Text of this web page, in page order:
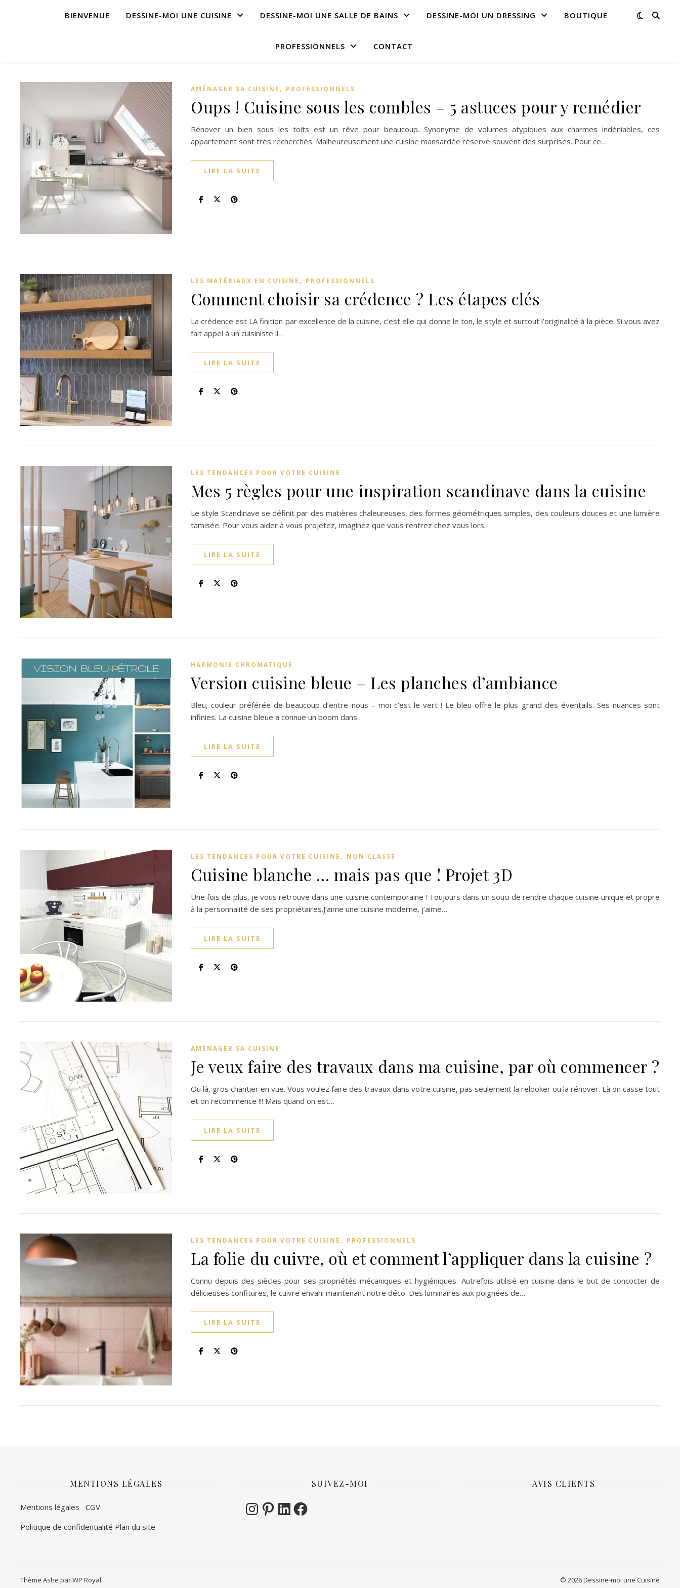
BIENVENUE DESSINE-MOI UNE CUISINE DESSINE-MOI UNE SALLE DE BAINS DESSINE-MOI UN DRESSING BOUTIQUE
PROFESSIONNELS CONTACT
AMÉNAGER SA CUISINE , PROFESSIONNELS
Oups ! Cuisine sous les combles – 5 astuces pour y remédier
Rénover un bien sous les toits est un rêve pour beaucoup. Synonyme de volumes atypiques aux charmes indéniables, ces
appartement sont très recherchés. Malheureusement une cuisine mansardée réserve souvent des surprises. Pour ce…
LIRE LA SUITE
LES MATÉRIAUX EN CUISINE , PROFESSIONNELS
Comment choisir sa crédence ? Les étapes clés
La crédence est LA finition par excellence de la cuisine, c’est elle qui donne le ton, le style et surtout l’originalité à la pièce. Si vous avez
fait appel à un cuisiniste il…
LIRE LA SUITE
LES TENDANCES POUR VOTRE CUISINE
Mes 5 règles pour une inspiration scandinave dans la cuisine
Le style Scandinave se définit par des matières chaleureuses, des formes géométriques simples, des couleurs douces et une lumière
tamisée. Pour vous aider à vous projetez, imaginez que vous rentrez chez vous lors…
LIRE LA SUITE
HARMONIE CHROMATIQUE
Version cuisine bleue – Les planches d’ambiance
Bleu, couleur préférée de beaucoup d’entre nous – moi c’est le vert ! Le bleu offre le plus grand des éventails. Ses nuances sont
infinies. La cuisine bleue a connue un boom dans…
LIRE LA SUITE
LES TENDANCES POUR VOTRE CUISINE , NON CLASSÉ
Cuisine blanche … mais pas que ! Projet 3D
Une fois de plus, je vous retrouve dans une cuisine contemporaine ! Toujours dans un souci de rendre chaque cuisine unique et propre
à la personnalité de ses propriétaires.J’aime une cuisine moderne, j’aime…
LIRE LA SUITE
AMÉNAGER SA CUISINE
Je veux faire des travaux dans ma cuisine, par où commencer ?
Ou là, gros chantier en vue. Vous voulez faire des travaux dans votre cuisine, pas seulement la relooker ou la rénover. Là on casse tout
et on recommence !!! Mais quand on est…
LIRE LA SUITE
LES TENDANCES POUR VOTRE CUISINE , PROFESSIONNELS
La folie du cuivre, où et comment l’appliquer dans la cuisine ?
Connu depuis des siècles pour ses propriétés mécaniques et hygiéniques. Autrefois utilisé en cuisine dans le but de concocter de
délicieuses confitures, le cuivre envahi maintenant notre déco. Des luminaires aux poignées de…
LIRE LA SUITE
MENTIONS LÉGALES
Mentions légales CGV
Politique de confidentialité Plan du site
SUIVEZ-MOI
Instagram
PinterestLinkedInFacebook
AVIS CLIENTS
© 2026 Dessine-moi une Cuisine
Thème Ashe parWP Royal.